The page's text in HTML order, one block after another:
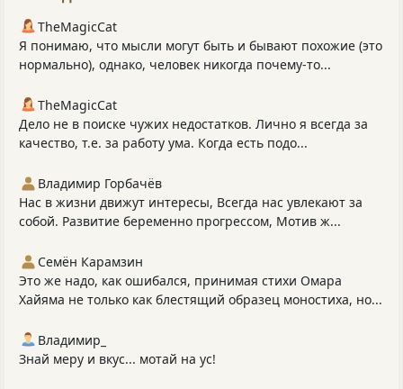
TheMagicCat
Я понимаю, что мысли могут быть и бывают похожие (это
нормально), однако, человек никогда почему-то...
TheMagicCat
Дело не в поиске чужих недостатков. Лично я всегда за
качество, т.е. за работу ума. Когда есть подо...
Владимир Горбачёв
Нас в жизни движут интересы, Всегда нас увлекают за
собой. Развитие беременно прогрессом, Мотив ж...
Семён Карамзин
Это же надо, как ошибался, принимая стихи Омара
Хайяма не только как блестящий образец моностиха, но...
Владимир_
Знай меру и вкус... мотай на ус!